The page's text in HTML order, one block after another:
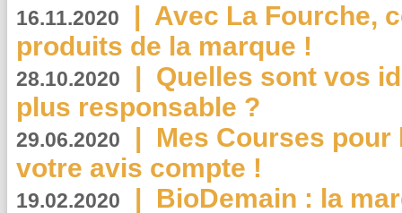
16.11.2020 | Avec La Fourche,
produits de la marque !
28.10.2020 | Quelles sont vos
plus responsable ?
29.06.2020 | Mes Courses pour
votre avis compte !
19.02.2020 | BioDemain : la